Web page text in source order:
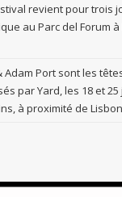
revient pour trois
au Parc del Forum
Adam Port sont les
par Yard, les 18 et
à proximité de